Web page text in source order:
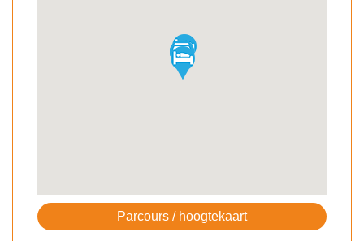
Parcours / hoogtekaart